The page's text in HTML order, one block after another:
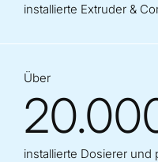
installierte Extruder &
Über
installierte Dosierer